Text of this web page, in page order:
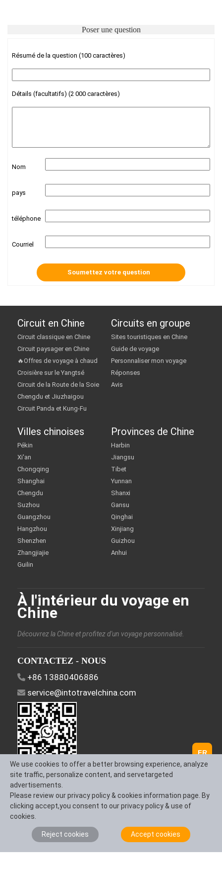
Poser une question
Résumé de la question (100 caractères)
Détails (facultatifs) (2 000 caractères)
Nom
pays
téléphone
Courriel
Circuit en Chine
Circuit classique en Chine
Circuit paysager en Chine
🔥Offres de voyage à chaud
Croisière sur le Yangtsé
Circuit de la Route de la Soie
Chengdu et Jiuzhaigou
Circuit Panda et Kung-Fu
Circuits en groupe
Sites touristiques en Chine
Guide de voyage
Personnaliser mon voyage
Réponses
Avis
Villes chinoises
Pékin
Xi'an
Chongqing
Shanghai
Chengdu
Suzhou
Guangzhou
Hangzhou
Shenzhen
Zhangjiajie
Guilin
Provinces de Chine
Harbin
Jiangsu
Tibet
Yunnan
Shanxi
Gansu
Qinghai
Xinjiang
Guizhou
Anhui
À l'intérieur du voyage en
Chine
Découvrez la Chine et profitez d'un voyage personnalisé.
CONTACTEZ - NOUS
+86 13880406886
service@intotravelchina.com
SUIVEZ - NOUS
À propos de nous Nous contacter
Conditions générales
Politique de
FR
We use cookies to offer a better browsing experience, analyze
site traffic, personalize content, and servetargeted
advertisements.
Please review our privacy policy & cookies information page. By
clicking accept,you consent to our privacy policy & use of
cookies.
Reject cookies Accept cookies